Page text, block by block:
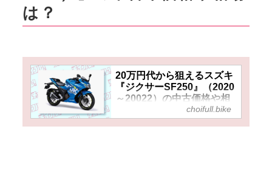
は？
20万円代から狙えるスズキ
『ジクサーSF250』（2020
～20022）の中古価格や相
場はいくら？ 低走行でもお
手頃な250ccオススメフル
choifull.bike